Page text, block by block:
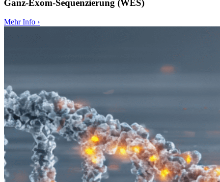
Ganz-Exom-Sequenzierung (WES)
Mehr Info ›